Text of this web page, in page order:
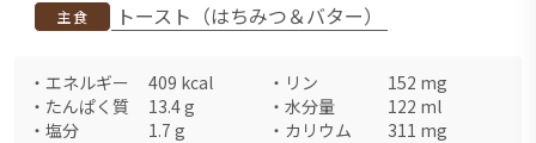
主食 トースト（はちみつ＆バター）
・ エネルギー 409 kcal ・ リン 152 mg
・ たんぱく質 13.4g ・ 水分量 122 ml
・ 塩分 1.7 g ・ カリウム 311 mg